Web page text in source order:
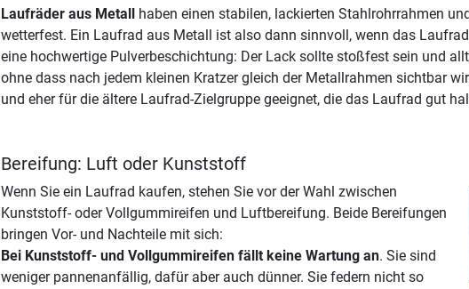
Laufräder aus Metallhaben einen stabilen, lackierten Stahlrohrrahmen
wetterfest. Ein Laufrad aus Metall ist also dann sinnvoll, wenn das
eine hochwertige Pulverbeschichtung: Der Lack sollte stoßfest sein und
ohne dass nach jedem kleinen Kratzer gleich der Metallrahmen sichtbar
und eher für die ältere Laufrad-Zielgruppe geeignet, die das Laufrad gut
Bereifung: Luft oder Kunststoff
Wenn Sie ein Laufrad kaufen, stehen Sie vor der Wahl zwischen
Kunststoff- oder Vollgummireifen und Luftbereifung. Beide Bereifungen
bringen Vor- und Nachteile mit sich:
Bei Kunststoff- und Vollgummireifen fällt keine Wartung an. Sie sind
weniger pannenanfällig, dafür aber auch dünner. Sie federn nicht so